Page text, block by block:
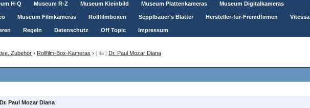
H-Q Museum R-Z Museum Kleinbild Museum Plattenkameras Museum Digitalkameras
Museum Filmkameras Rollfilmboxen Sepplbauer's Blätter Hersteller-für-Fremdfirmen Vitessa
Regeln Datenschutz Off Topic Impressum
Zubehör › Rollfilm-Box-Kameras › [ iIa ] Dr. Paul Mozar Diana
Dr. Paul Mozar Diana